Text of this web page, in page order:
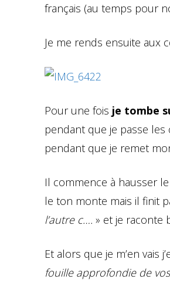
français (au temps pour
Je me rends ensuite aux
Pour une fois je tombe
pendant que je passe
pendant que je remet
Il commence à hausser
le ton monte mais il finit
l’autre c…. » et je raconte
Et alors que je m’en vais
fouille approfondie de